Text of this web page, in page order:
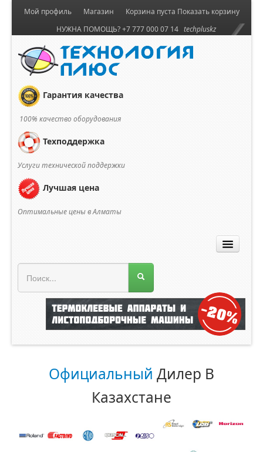
Корзина пуста Показать корзину
Мой профиль
Магазин
НУЖНА ПОМОЩЬ? +7 777 000 07 14 techpluskz
Гарантия качества
100% качество оборудования
Техподдержка
Услуги технической поддержки
Лучшая цена
Оптимальные цены в Алматы
Официальный Дилер В
Казахстане